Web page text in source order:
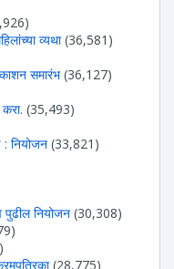
व्यथा (36,581)
समारंभ (36,127)
(35,493)
: नियोजन (33,821)
पुढील नियोजन (30,308)
(28,775)